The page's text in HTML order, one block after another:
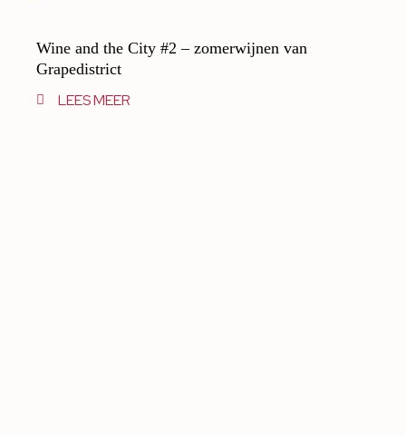
Wine and the City #2 – zomerwijnen van
Grapedistrict
LEES MEER